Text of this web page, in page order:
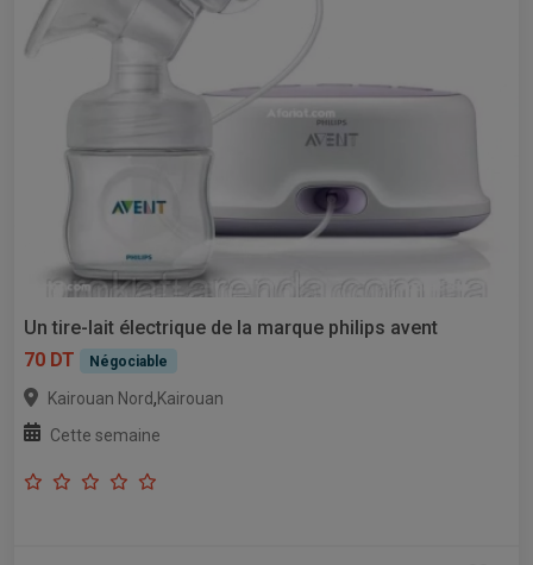
Un tire-lait électrique de la marque philips avent
70 DT
Négociable
Kairouan Nord,Kairouan
Cette semaine